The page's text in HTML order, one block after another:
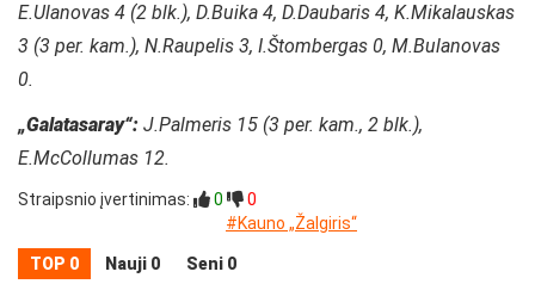
E.Ulanovas 4 (2 blk.), D.Buika 4, D.Daubaris 4, K.Mikalauskas
3 (3 per. kam.), N.Raupelis 3, I.Štombergas 0, M.Bulanovas
0.
„Galatasaray“: J.Palmeris 15 (3 per. kam., 2 blk.),
E.McCollumas 12.
Straipsnio įvertinimas: 0
0
#Kauno „Žalgiris“
TOP 0 Nauji 0 Seni 0